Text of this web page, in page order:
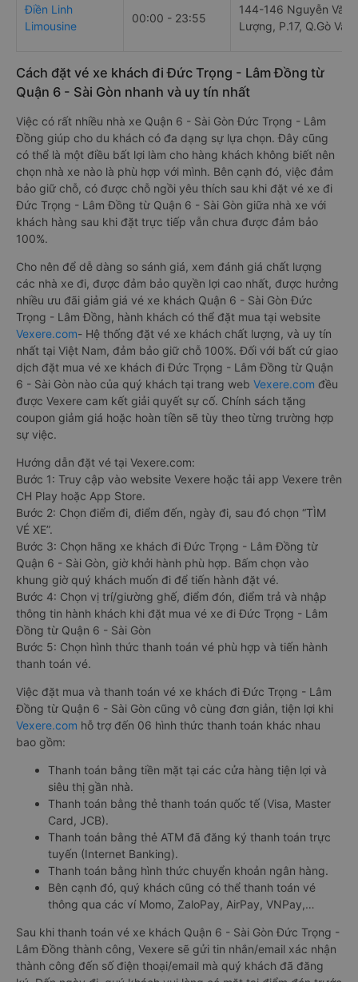
Limousine
Phường 4, Tân Bình,
Minh, Việt Nam
Điền Linh
Limousine
00:00 - 23:55
144-146 Nguyễn Văn
Lượng, P.17, Q.Gò Vấp
Cách đặt vé xe khách đi Đức Trọng - Lâm Đồng từ
Quận 6 - Sài Gòn nhanh và uy tín nhất
Việc có rất nhiều nhà xe Quận 6 - Sài Gòn Đức Trọng - Lâm
Đồng giúp cho du khách có đa dạng sự lựa chọn. Đây cũng
có thể là một điều bất lợi làm cho hàng khách không biết nên
chọn nhà xe nào là phù hợp với mình. Bên cạnh đó, việc đảm
bảo giữ chỗ, có được chỗ ngồi yêu thích sau khi đặt vé xe đi
Đức Trọng - Lâm Đồng từ Quận 6 - Sài Gòn giữa nhà xe với
khách hàng sau khi đặt trực tiếp vẫn chưa được đảm bảo
100%.
Cho nên để dễ dàng so sánh giá, xem đánh giá chất lượng
các nhà xe đi, được đảm bảo quyền lợi cao nhất, được hưởng
nhiều ưu đãi giảm giá vé xe khách Quận 6 - Sài Gòn Đức
Trọng - Lâm Đồng, hành khách có thể đặt mua tại website
Vexere.com - Hệ thống đặt vé xe khách chất lượng, và uy tín
nhất tại Việt Nam, đảm bảo giữ chỗ 100%. Đối với bất cứ giao
dịch đặt mua vé xe khách đi Đức Trọng - Lâm Đồng từ Quận
6 - Sài Gòn nào của quý khách tại trang web
được Vexere cam kết giải quyết sự cố. Chính sách tặng
coupon giảm giá hoặc hoàn tiền sẽ tùy theo từng trường hợp
sự việc.
Hướng dẫn đặt vé tại Vexere.com:
Bước 1: Truy cập vào website Vexere hoặc tải app Vexere trên
CH Play hoặc App Store.
Bước 2: Chọn điểm đi, điểm đến, ngày đi, sau đó chọn “TÌM
VÉ XE”.
Bước 3: Chọn hãng xe khách đi Đức Trọng - Lâm Đồng từ
Quận 6 - Sài Gòn, giờ khởi hành phù hợp. Bấm chọn vào
khung giờ quý khách muốn đi để tiến hành đặt vé.
Bước 4: Chọn vị trí/giường ghế, điểm đón, điểm trả và nhập
thông tin hành khách khi đặt mua vé xe đi Đức Trọng - Lâm
Đồng từ Quận 6 - Sài Gòn
Bước 5: Chọn hình thức thanh toán vé phù hợp và tiến hành
thanh toán vé.
Việc đặt mua và thanh toán vé xe khách đi Đức Trọng - Lâm
Đồng từ Quận 6 - Sài Gòn cũng vô cùng đơn giản, tiện lợi khi
Vexere.comhỗ trợ đến 06 hình thức thanh toán khác nhau
bao gồm:
Thanh toán bằng tiền mặt tại các cửa hàng tiện lợi và
siêu thị gần nhà.
Thanh toán bằng thẻ thanh toán quốc tế (Visa, Master
Card, JCB).
Thanh toán bằng thẻ ATM đã đăng ký thanh toán trực
tuyến (Internet Banking).
Thanh toán bằng hình thức chuyển khoản ngân hàng.
Bên cạnh đó, quý khách cũng có thể thanh toán vé
thông qua các ví Momo, ZaloPay, AirPay, VNPay,…